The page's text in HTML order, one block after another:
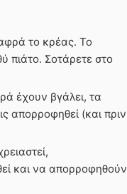
το κρέας. Το
πιάτο. Σοτάρετε στο
έχουν βγάλει, τα
απορροφηθεί (και πριν
και να απορροφηθούν